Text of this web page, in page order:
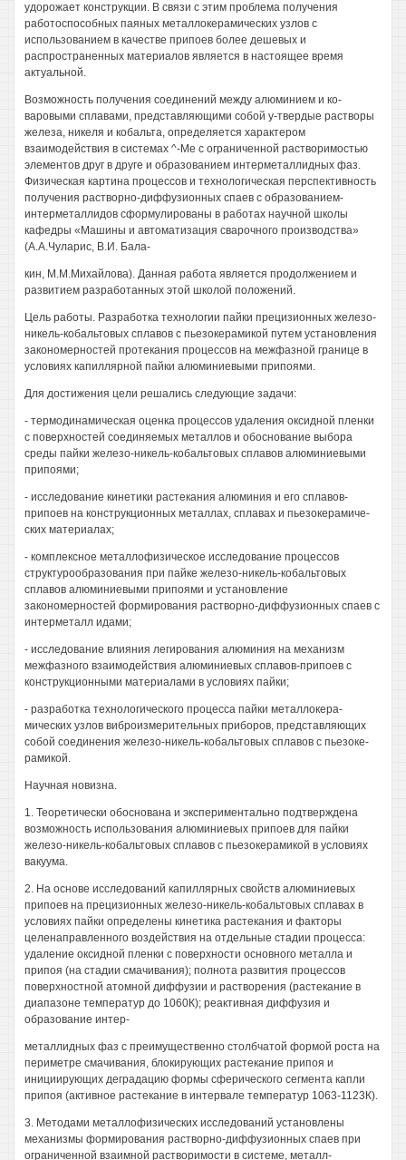
удорожает конструкции. В связи с этим проблема получения
работоспособных паяных металлокерамических узлов с
использованием в качестве припоев более дешевых и
распространенных материалов является в настоящее время
актуальной.
Возможность получения соединений между алюминием и ко-
варовыми сплавами, представляющими собой у-твердые растворы
железа, никеля и кобальта, определяется характером
взаимодействия в системах ^-Ме с ограниченной растворимостью
элементов друг в друге и образованием интерметаллидных фаз.
Физическая картина процессов и технологическая перспективность
получения растворно-диффузионных спаев с образованием-
интерметаллидов сформулированы в работах научной школы
кафедры «Машины и автоматизация сварочного производства»
(А.А.Чуларис, В.И. Бала-
кин, М.М.Михайлова). Данная работа является продолжением и
развитием разработанных этой школой положений.
Цель работы. Разработка технологии пайки прецизионных железо-
никель-кобальтовых сплавов с пьезокерамикой путем установления
закономерностей протекания процессов на межфазной границе в
условиях капиллярной пайки алюминиевыми припоями.
Для достижения цели решались следующие задачи:
- термодинамическая оценка процессов удаления оксидной пленки
с поверхностей соединяемых металлов и обоснование выбора
среды пайки железо-никель-кобальтовых сплавов алюминиевыми
припоями;
- исследование кинетики растекания алюминия и его сплавов-
припоев на конструкционных металлах, сплавах и пьезокерамиче-
ских материалах;
- комплексное металлофизическое исследование процессов
структурообразования при пайке железо-никель-кобальтовых
сплавов алюминиевыми припоями и установление
закономерностей формирования растворно-диффузионных спаев с
интерметалл идами;
- исследование влияния легирования алюминия на механизм
межфазного взаимодействия алюминиевых сплавов-припоев с
конструкционными материалами в условиях пайки;
- разработка технологического процесса пайки металлокера-
мических узлов виброизмерительных приборов, представляющих
собой соединения железо-никель-кобальтовых сплавов с пьезоке-
рамикой.
Научная новизна.
1. Теоретически обоснована и экспериментально подтверждена
возможность использования алюминиевых припоев для пайки
железо-никель-кобальтовых сплавов с пьезокерамикой в условиях
вакуума.
2. На основе исследований капиллярных свойств алюминиевых
припоев на прецизионных железо-никель-кобальтовых сплавах в
условиях пайки определены кинетика растекания и факторы
целенаправленного воздействия на отдельные стадии процесса:
удаление оксидной пленки с поверхности основного металла и
припоя (на стадии смачивания); полнота развития процессов
поверхностной атомной диффузии и растворения (растекание в
диапазоне температур до 1060К); реактивная диффузия и
образование интер-
металлидных фаз с преимущественно столбчатой формой роста на
периметре смачивания, блокирующих растекание припоя и
инициирующих деградацию формы сферического сегмента капли
припоя (активное растекание в интервале температур 1063-1123К).
3. Методами металлофизических исследований установлены
механизмы формирования растворно-диффузионных спаев при
ограниченной взаимной растворимости в системе, металл-